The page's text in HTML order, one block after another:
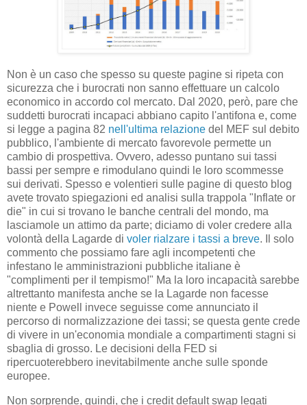
Non è un caso che spesso su queste pagine si ripeta con
sicurezza che i burocrati non sanno effettuare un calcolo
economico in accordo col mercato. Dal 2020, però, pare che
suddetti burocrati incapaci abbiano capito l'antifona e, come
si legge a pagina 82 nell'ultima relazione del MEF sul debito
pubblico, l'ambiente di mercato favorevole permette un
cambio di prospettiva. Ovvero, adesso puntano sui tassi
bassi per sempre e rimodulano quindi le loro scommesse
sui derivati. Spesso e volentieri sulle pagine di questo blog
avete trovato spiegazioni ed analisi sulla trappola "Inflate or
die" in cui si trovano le banche centrali del mondo, ma
lasciamole un attimo da parte; diciamo di voler credere alla
volontà della Lagarde di voler rialzare i tassi a breve. Il solo
commento che possiamo fare agli incompetenti che
infestano le amministrazioni pubbliche italiane è
"complimenti per il tempismo!" Ma la loro incapacità sarebbe
altrettanto manifesta anche se la Lagarde non facesse
niente e Powell invece seguisse come annunciato il
percorso di normalizzazione dei tassi; se questa gente crede
di vivere in un'economia mondiale a compartimenti stagni si
sbaglia di grosso. Le decisioni della FED si
ripercuoterebbero inevitabilmente anche sulle sponde
europee.
Non sorprende, quindi, che i credit default swap legati